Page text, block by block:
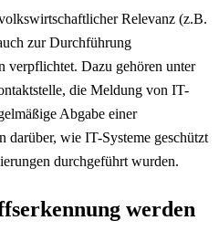
Relevanz (z.B.
zur Durchführung
verpflichtet. Dazu gehören unter
die Meldung von IT-
Abgabe einer
darüber, wie IT-Systeme geschützt
durchgeführt wurden.
werden